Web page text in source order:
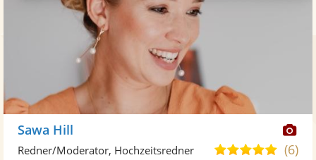
Sawa Hill
5,0(6)
Redner/Moderator, Hochzeitsredner